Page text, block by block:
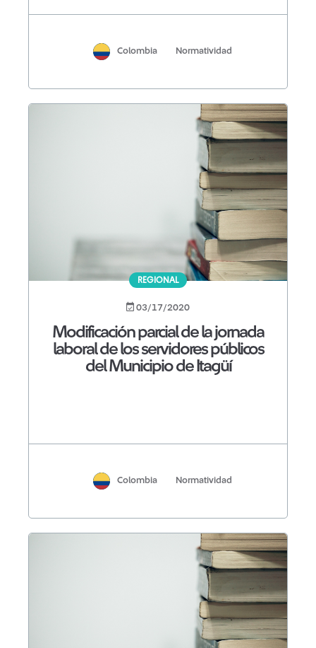
Colombia Normatividad
REGIONAL
03/17/2020
Modificación parcial de la jornada
laboral de los servidores públicos
del Municipio de Itagüí
Colombia Normatividad